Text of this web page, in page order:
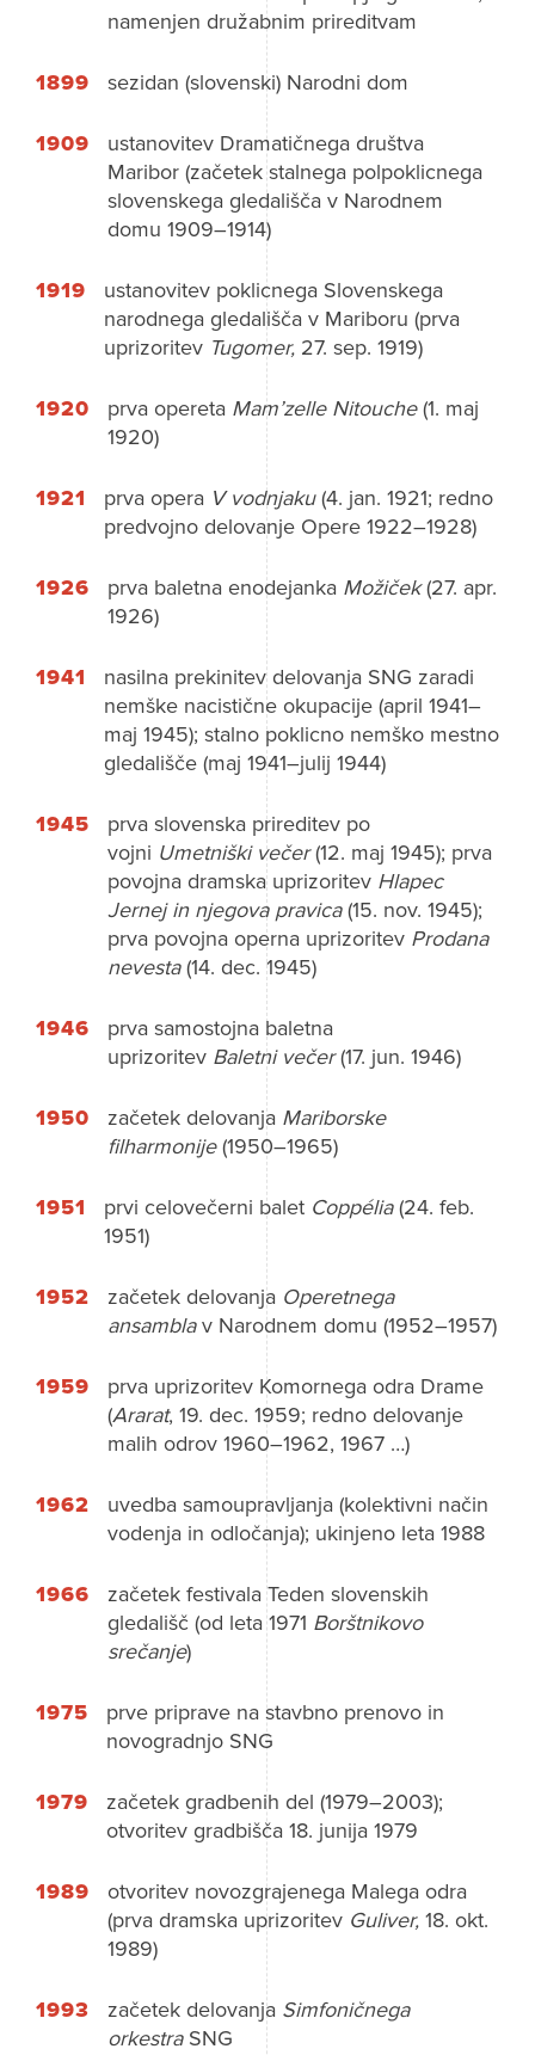
namenjen družabnim prireditvam
1899 sezidan (slovenski) Narodni dom
1909
ustanovitev Dramatičnega društva
Maribor (začetek stalnega polpoklicnega
slovenskega gledališča v Narodnem
domu 1909–1914)
1919
ustanovitev poklicnega Slovenskega
narodnega gledališča v Mariboru (prva
uprizoritev Tugomer, 27. sep. 1919)
1920 prva opereta Mam’zelle Nitouche(1. maj
1920)
1921 prva opera V vodnjaku(4. jan. 1921; redno
predvojno delovanje Opere 1922–1928)
1926 prva baletna enodejanka Možiček(27. apr.
1926)
1941
nasilna prekinitev delovanja SNG zaradi
nemške nacistične okupacije (april 1941–
maj 1945); stalno poklicno nemško mestno
gledališče (maj 1941–julij 1944)
1945
prva slovenska prireditev po
vojni Umetniški večer(12. maj 1945); prva
povojna dramska uprizoritev Hlapec
Jernej in njegova pravica(15. nov. 1945);
prva povojna operna uprizoritev Prodana
nevesta(14. dec. 1945)
1946
prva samostojna baletna
uprizoritev Baletni večer(17. jun. 1946)
1950 začetek delovanja Mariborske
filharmonije(1950–1965)
1951 prvi celovečerni balet Coppélia(24. feb.
1951)
1952 začetek delovanja Operetnega
ansamblav Narodnem domu (1952–1957)
1959
prva uprizoritev Komornega odra Drame
(Ararat, 19. dec. 1959; redno delovanje
malih odrov 1960–1962, 1967 …)
1962
uvedba samoupravljanja (kolektivni način
vodenja in odločanja); ukinjeno leta 1988
1966
začetek festivala Teden slovenskih
gledališč (od leta 1971 Borštnikovo
srečanje)
1975
prve priprave na stavbno prenovo in
novogradnjo SNG
1979
začetek gradbenih del (1979–2003);
otvoritev gradbišča 18. junija 1979
1989
otvoritev novozgrajenega Malega odra
(prva dramska uprizoritev Guliver, 18. okt.
1989)
1993 začetek delovanja Simfoničnega
orkestraSNG